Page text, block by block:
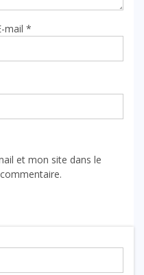
mail *
et mon site dans le